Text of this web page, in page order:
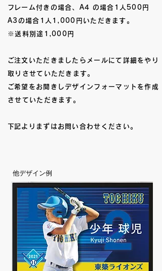
​他デザイン例
​フレーム付きの場合、A4 の場合1人500円
A3の場合1人1,000円いただきます。
​※送料別途1,000円
​ご注文いただきましたらメールにて詳細をやり
取りさせていただきます。
​ご希望をお聞きしデザインフォーマットを作成
させていただきます。
​下記よりまずはお問い合わせください。